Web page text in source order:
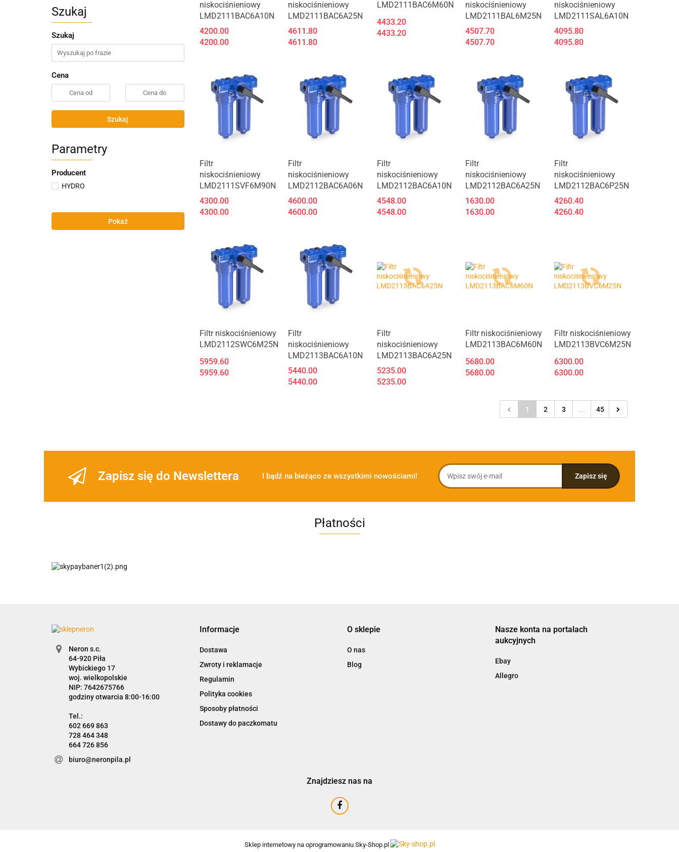
Szukaj
Szukaj
Cena
Szukaj
Parametry
Producent
HYDRO
Pokaż
niskociśnieniowy
LMD2111BAC6A10N
4200.00
4200.00
niskociśnieniowy
LMD2111BAC6A25N
4611.80
4611.80
LMD2111BAC6M60N
4433.20
4433.20
niskociśnieniowy
LMD2111BAL6M25N
4507.70
4507.70
niskociśnieniowy
LMD2111SAL6A10N
4095.80
4095.80
Produkt niedostępny
Filtr
niskociśnieniowy
LMD2111SVF6M90N
4300.00
4300.00
Produkt niedostępny
Filtr
niskociśnieniowy
LMD2112BAC6A06N
4600.00
4600.00
Produkt niedostępny
Filtr
niskociśnieniowy
LMD2112BAC6A10N
4548.00
4548.00
Produkt niedostępny
Filtr
niskociśnieniowy
LMD2112BAC6A25N
1630.00
1630.00
Produkt niedostępny
Filtr
niskociśnieniowy
LMD2112BAC6P25N
4260.40
4260.40
Filtr niskociśnieniowy
LMD2112SWC6M25N
5959.60
5959.60
Produkt niedostępny
Filtr
niskociśnieniowy
LMD2113BAC6A10N
5440.00
5440.00
Produkt niedostępny
Filtr
niskociśnieniowy
LMD2113BAC6A25N
5235.00
5235.00
Produkt niedostępny
Filtr niskociśnieniowy
LMD2113BAC6M60N
5680.00
5680.00
Produkt niedostępny
Filtr niskociśnieniowy
LMD2113BVC6M25N
6300.00
6300.00
1 2 3 ... 45
Zapisz się do Newslettera I bądź na bieżąco ze wszystkimi nowościami!
Płatności
Neron s.c.
Wybickiego 17
woj. wielkopolskie
NIP: 7642675766
godziny otwarcia 8:00-16:00
602 669 863
728 464 348
664 726 856
biuro@neronpila.pl
Informacje
Dostawa
Zwroty i reklamacje
Regulamin
Polityka cookies
Sposoby płatności
Dostawy do paczkomatu
O sklepie
O nas
Blog
Nasze konta na portalach
aukcyjnych
Ebay
Allegro
Znajdziesz nas na
Sklep internetowy na oprogramowaniu Sky-Shop.pl